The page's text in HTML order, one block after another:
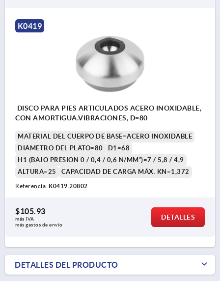
K0419
DISCO PARA PIES ARTICULADOS ACERO INOXIDABLE,
CON AMORTIGUA.VIBRACIONES, D=80
MATERIAL DEL CUERPO DE BASE=ACERO INOXIDABLE
DIÁMETRO DEL PLATO=80
D1=68
H1 (BAJO PRESIÓN 0 / 0,4 / 0,6 N/MM²)=7 / 5,8 / 4,9
ALTURA=25
CAPACIDAD DE CARGA MÁX. KN=1,372
Referencia: K0419.20802
$105.93
más IVA
más gastos de envío
DETALLES
DETALLES DEL PRODUCTO